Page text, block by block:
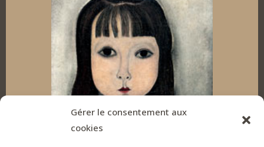
Gérer le consentement aux
cookies
k
e
d
I
n
e
b
o
o
k
t
a
g
r
a
T
u
b
e